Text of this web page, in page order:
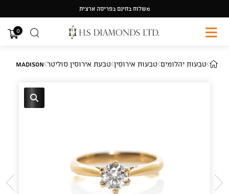
content
משלוח בחינם בפריסה ארצית
0
טבעות יהלומים טבעות אירוסין טבעת אירוסין סוליטר Madison